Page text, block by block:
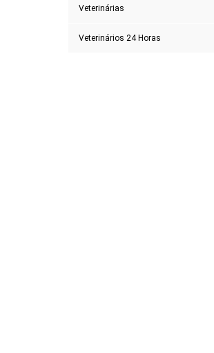
Veterinárias
Veterinários 24 Horas